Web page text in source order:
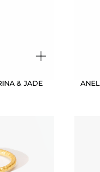
+
& JADE